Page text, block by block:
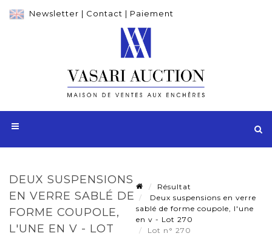
Newsletter | Contact | Paiement
DEUX SUSPENSIONS
EN VERRE SABLÉ DE
FORME COUPOLE,
L'UNE EN V - LOT
Résultat
Deux suspensions en verre
sablé de forme coupole, l'une
en v - Lot 270
Lot n° 270